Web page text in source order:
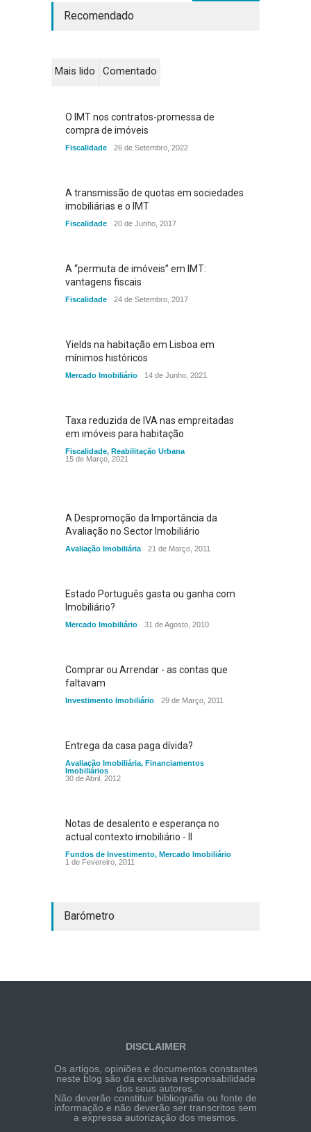
Recomendado
Mais lido Comentado
O IMT nos contratos-promessa de
compra de imóveis
Fiscalidade 26 de Setembro, 2022
A transmissão de quotas em sociedades
imobiliárias e o IMT
Fiscalidade 20 de Junho, 2017
A “permuta de imóveis” em IMT:
vantagens fiscais
Fiscalidade 24 de Setembro, 2017
Yields na habitação em Lisboa em
mínimos históricos
Mercado Imobiliário 14 de Junho, 2021
Taxa reduzida de IVA nas empreitadas
em imóveis para habitação
Fiscalidade, Reabilitação Urbana
15 de Março, 2021
A Despromoção da Importância da
Avaliação no Sector Imobiliário
Avaliação Imobiliária 21 de Março, 2011
Estado Português gasta ou ganha com
Imobiliário?
Mercado Imobiliário 31 de Agosto, 2010
Comprar ou Arrendar - as contas que
faltavam
Investimento Imobiliário 29 de Março, 2011
Entrega da casa paga dívida?
Avaliação Imobiliária, Financiamentos
Imobiliários
30 de Abril, 2012
Notas de desalento e esperança no
actual contexto imobiliário - II
Fundos de Investimento, Mercado Imobiliário
1 de Fevereiro, 2011
Barómetro
DISCLAIMER
Os artigos, opiniões e documentos constantes
neste blog são da exclusiva responsabilidade
dos seus autores.
Não deverão constituir bibliografia ou fonte de
informação e não deverão ser transcritos sem
a expressa autorização dos mesmos.